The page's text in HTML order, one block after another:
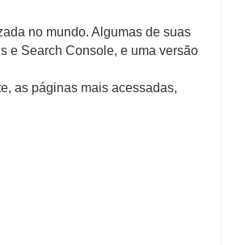
no mundo. Algumas de suas
e Search Console, e uma versão
as páginas mais acessadas,